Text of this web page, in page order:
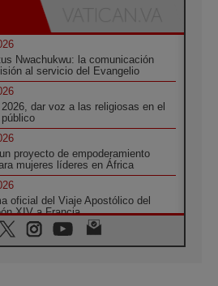
Nwachukwu: la comunicación
al servicio del Evangelio
dar voz a las religiosas en el
un proyecto de empoderamiento
mujeres líderes en África
oficial del Viaje Apostólico del
XIV a Francia
de Ecuador: El bien de las familias